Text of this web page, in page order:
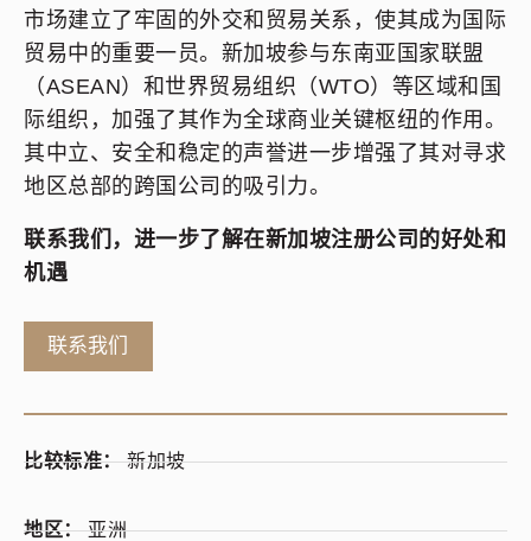
市场建立了牢固的外交和贸易关系，使其成为国际
贸易中的重要一员。新加坡参与东南亚国家联盟
（ASEAN）和世界贸易组织（WTO）等区域和国
际组织，加强了其作为全球商业关键枢纽的作用。
其中立、安全和稳定的声誉进一步增强了其对寻求
地区总部的跨国公司的吸引力。
联系我们，进一步了解在新加坡注册公司的好处和
机遇
联系我们
比较标准：新加坡
地区：亚洲